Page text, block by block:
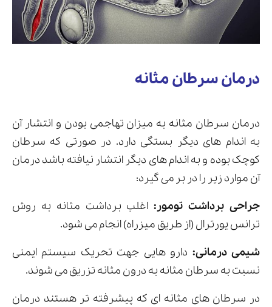
درمان سرطان مثانه
درمان سرطان مثانه به میزان تهاجمی بودن و انتشار آن
به اندام های دیگر بستگی دارد. در صورتی که سرطان
کوچک بوده و به اندام های دیگر انتشار نیافته باشد درمان
آن موارد زیر را در بر می گیرد:
جراحی برداشت تومور:اغلب برداشت مثانه به روش
ترانس یورترال (از طریق میزراه) انجام می شود.
شیمی درمانی: دارو هایی جهت تحریک سیستم ایمنی
نسبت به سرطان مثانه به درون مثانه تزریق می شوند.
در سرطان های مثانه ای که پیشرفته تر هستند درمان